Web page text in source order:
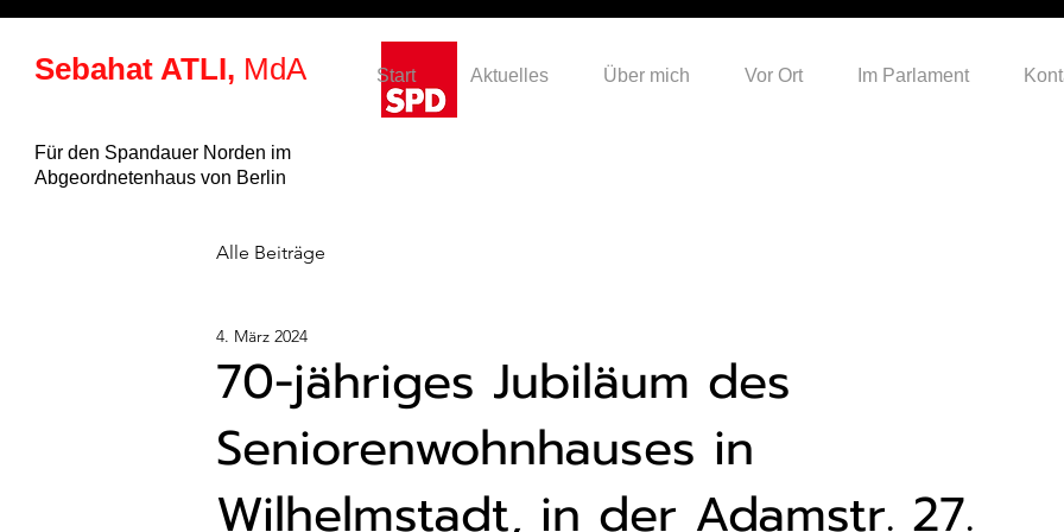
Sebahat ATLI, MdA
Für den Spandauer Norden im
Abgeordnetenhaus von Berlin
Start Aktuelles Über mich Vor Ort Im Parlament
Alle Beiträge
70-jähriges Jubiläum des
Seniorenwohnhauses in
Wilhelmstadt, in der Adamstr. 27.
4. März 2024